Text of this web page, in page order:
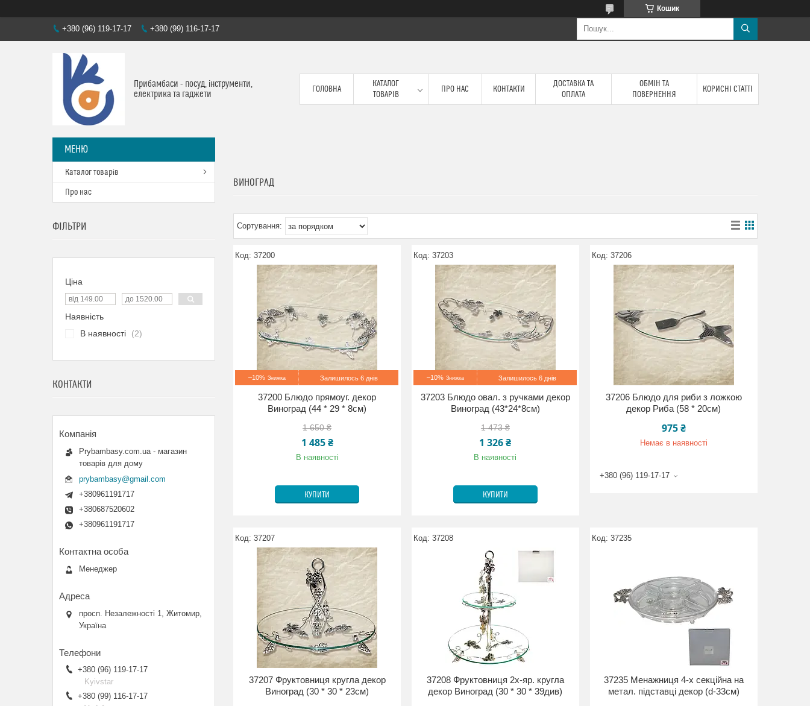
Кошик
+380 (96) 119-17-17 +380 (99) 116-17-17
Прибамбаси - посуд, інструменти,
електрика та гаджети
ГОЛОВНА
КАТАЛОГ
ТОВАРІВ
ПРО НАС КОНТАКТИ
ДОСТАВКА ТА
ОПЛАТА
ОБМІН ТА
ПОВЕРНЕННЯ
КОРИСНІ СТАТТІ
ВИНОГРАД
37200
–10% Залишилось 6 днів
37200 Блюдо прямоуг. декор
Виноград (44 * 29 * 8см)
1 650 ₴
1 485 ₴
В наявності
КУПИТИ
37203
–10% Залишилось 6 днів
37203 Блюдо овал. з ручками декор
Виноград (43*24*8см)
1 473 ₴
1 326 ₴
В наявності
КУПИТИ
37206
37206 Блюдо для риби з ложкою
декор Риба (58 * 20см)
975 ₴
Немає в наявності
+380 (96) 119-17-17
37207
37207 Фруктовниця кругла декор
Виноград (30 * 30 * 23см)
37208
37208 Фруктовниця 2х-яр. кругла
декор Виноград (30 * 30 * 39див)
37235
37235 Менажниця 4-х секційна на
метал. підставці декор (d-33см)
Каталог товарів
Про нас
ФІЛЬТРИ
Ціна
Наявність
В наявності
2
КОНТАКТИ
Prybambasy.com.ua - магазин
товарів для дому
prybambasy@gmail.com
+380961191717
+380687520602
+380961191717
Менеджер
просп. Незалежності 1, Житомир,
Україна
+380 (96) 119-17-17
Kyivstar
+380 (99) 116-17-17